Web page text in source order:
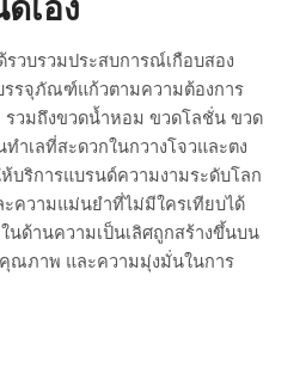
เอง
รวบรวมประสบการณ์เกือบสอง
รรจุภัณฑ์แก้วตามความต้องการ
วมถึงขวดน้ำหอม ขวดโลชั่น ขวด
ำเลที่สะดวกในกวางโจวและตง
บริการแบรนด์ความงามระดับโลก
ความแม่นยำที่ไม่มีใครเทียบได้
นด้านความเป็นเลิศถูกสร้างขึ้นบน
ณภาพ และความมุ่งมั่นในการ